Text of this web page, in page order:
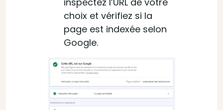
choix et vérifiez si la
page est indexée selon
Google.